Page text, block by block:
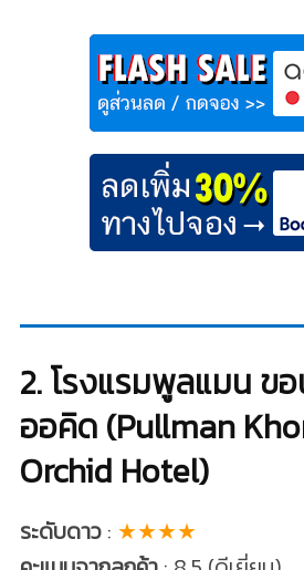
2. โรงแรมพูลแมน ข
ออคิด (Pullman
Orchid Hotel)
ระดับดาว: ★★★★